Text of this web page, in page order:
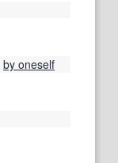
by oneself